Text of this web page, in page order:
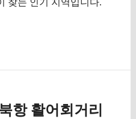
찾는 인기 지역입니다.
항 활어회거리